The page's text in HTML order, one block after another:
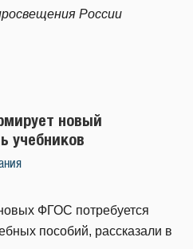
России
новый
учебников
ФГОС потребуется
пособий, рассказали в